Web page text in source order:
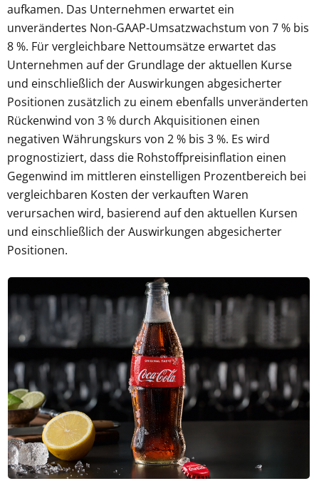
aufkamen. Das Unternehmen erwartet ein
unverändertes Non-GAAP-Umsatzwachstum von 7 % bis
8 %. Für vergleichbare Nettoumsätze erwartet das
Unternehmen auf der Grundlage der aktuellen Kurse
und einschließlich der Auswirkungen abgesicherter
Positionen zusätzlich zu einem ebenfalls unveränderten
Rückenwind von 3 % durch Akquisitionen einen
negativen Währungskurs von 2 % bis 3 %. Es wird
prognostiziert, dass die Rohstoffpreisinflation einen
Gegenwind im mittleren einstelligen Prozentbereich bei
vergleichbaren Kosten der verkauften Waren
verursachen wird, basierend auf den aktuellen Kursen
und einschließlich der Auswirkungen abgesicherter
Positionen.